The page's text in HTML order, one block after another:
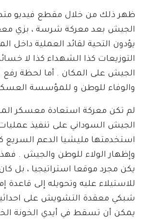
ظهر ذلك من خلال مقطع فيديو
الجيش بعد معركة شرسة ، بزي معفر
يؤدون التحية لقائد العملية داخل
التوزيعات كذا الشهداء كذا لا
الجيش على المكان . أما لحظة رفع
والوفاء للوطن و للمؤسسة
لم تكن معركة استعادة معسكر
الجيش السوداني على تنفيذ
استخدمتها مليشيا الدعم السريع
وإظهار الولاء للوطن والجيش .
يكن مجرد موقعا استراتيجيا ،
للاستيلاء عليه وتحويله إلى
شبكي معقدة التشويش على
يمكن أن تسقط في أيدي الخونة